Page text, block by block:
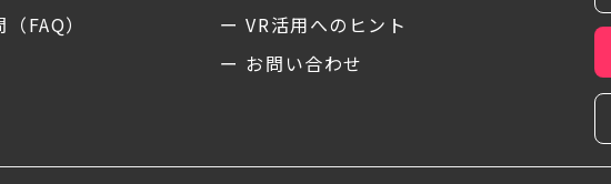
FAQ）
ー VR活用へのヒント
ー お問い合わせ